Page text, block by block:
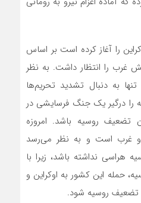
را آغاز کرده است بر اساس
غرب را انتظار داشت. به نظر
به دنبال تشدید تحریم‌­ها
را درگیر یک جنگ فرسایشی در
تضعیف روسیه باشد. امروزه
و غرب است و به نظر می‌­رسد
هراسی نداشته باشد، زیرا با
حمله این کشور به اوکراین و
تضعیف روسیه شود.